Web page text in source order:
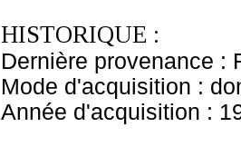
HISTORIQUE :
Dernière provenance :
Mode d'acquisition :
Année d'acquisition :